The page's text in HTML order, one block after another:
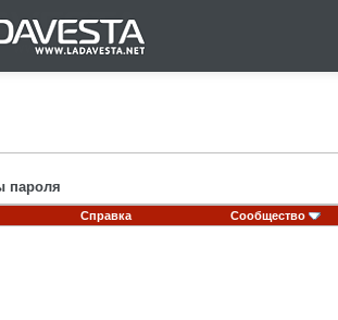
пароля
Справка Сообщество